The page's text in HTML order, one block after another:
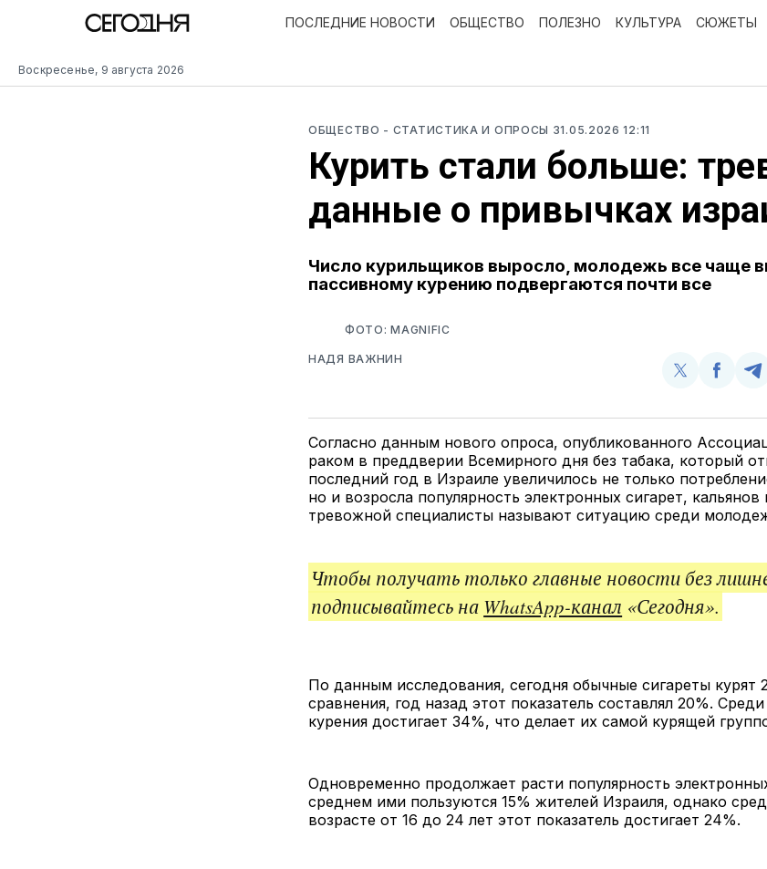
Воскресенье, 9 августа 2026
ПОСЛЕДНИЕ НОВОСТИ ОБЩЕСТВО ПОЛЕЗНО КУЛЬТУРА СЮЖЕТЫ
ОБЩЕСТВО - СТАТИСТИКА И ОПРОСЫ 31.05.2026 12:11
Курить стали больше:
данные о привычках
Число курильщиков выросло, молодежь все чаще
пассивному курению подвергаются почти все
ФОТО: MAGNIFIC
НАДЯ ВАЖНИН
Поделиться
Twitter
Согласно данным нового опроса, опубликованного
раком в преддверии Всемирного дня без табака, который
последний год в Израиле увеличилось не только
но и возросла популярность электронных сигарет, кальянов
тревожной специалисты называют ситуацию среди
Чтобы получать только главные новости без
подписывайтесь на WhatsApp-канал «Сегодня».
По данным исследования, сегодня обычные сигареты курят
сравнения, год назад этот показатель составлял 20%.
курения достигает 34%, что делает их самой курящей
Одновременно продолжает расти популярность
среднем ими пользуются 15% жителей Израиля, однако
возрасте от 16 до 24 лет этот показатель достигает 24%.